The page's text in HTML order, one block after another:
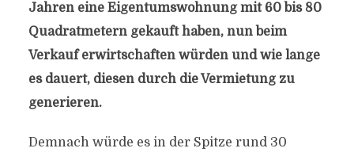
Jahren eine Eigentumswohnung mit 60 bis 80
Quadratmetern gekauft haben, nun beim
Verkauf erwirtschaften würden und wie lange
es dauert, diesen durch die Vermietung zu
generieren.
Demnach würde es in der Spitze rund 30